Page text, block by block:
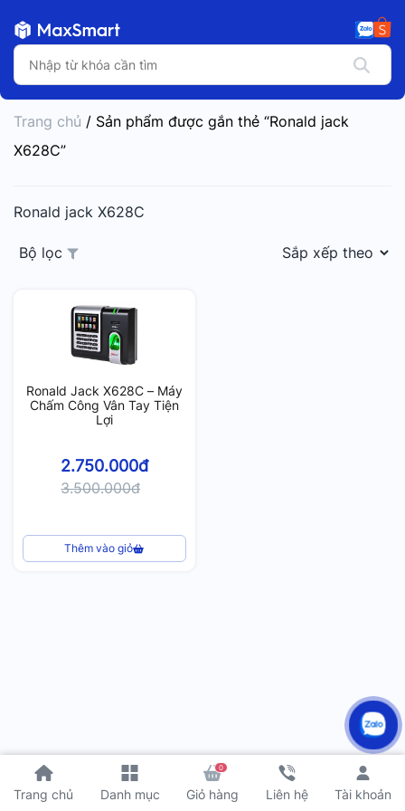
Trang chủ Danh mục
0
Giỏ hàng Liên hệ Tài khoản
Trang chủ / Sản phẩm được gắn thẻ “Ronald jack
X628C”
Ronald jack X628C
Bộ lọc
Ronald Jack X628C – Máy
Chấm Công Vân Tay Tiện
Lợi
2.750.000đ
3.500.000đ
Thêm vào giỏ